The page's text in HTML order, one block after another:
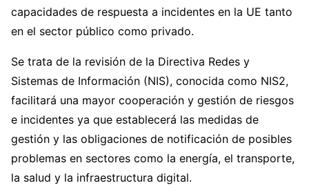
capacidades de respuesta a incidentes en la UE tanto
en el sector público como privado.
Se trata de la revisión de la Directiva Redes y
Sistemas de Información (NIS), conocida como NIS2,
facilitará una mayor cooperación y gestión de riesgos
e incidentes ya que establecerá las medidas de
gestión y las obligaciones de notificación de posibles
problemas en sectores como la energía, el transporte,
la salud y la infraestructura digital.